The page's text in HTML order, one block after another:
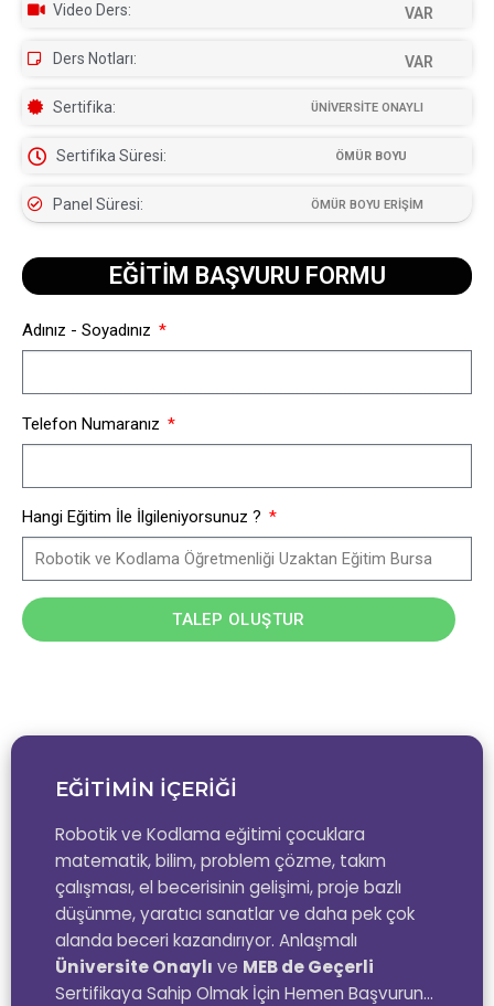
EĞİTİMİN İÇERİĞİ
Robotik ve Kodlama eğitimi çocuklara
matematik, bilim, problem çözme, takım
çalışması, el becerisinin gelişimi, proje bazlı
düşünme, yaratıcı sanatlar ve daha pek çok
alanda beceri kazandırıyor. Anlaşmalı
Üniversite Onaylı ve MEB de Geçerli
Sertifikaya Sahip Olmak İçin Hemen Başvurun…
Video Ders: VAR
Ders Notları: VAR
Sertifika: ÜNİVERSİTE ONAYLI
Sertifika Süresi: ÖMÜR BOYU
Panel Süresi: ÖMÜR BOYU ERİŞİM
EĞİTİM BAŞVURU FORMU​
Adınız - Soyadınız
Telefon Numaranız
Hangi Eğitim İle İlgileniyorsunuz ?
TALEP OLUŞTUR